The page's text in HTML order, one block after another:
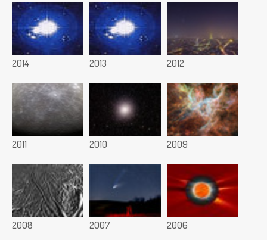
2014 2013 2012
2011 2010 2009
2008 2007 2006